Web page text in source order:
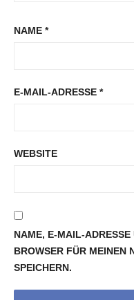
NAME *
E-MAIL-ADRESSE *
WEBSITE
NAME, E-MAIL-ADRESSE
BROWSER FÜR MEINEN
SPEICHERN.